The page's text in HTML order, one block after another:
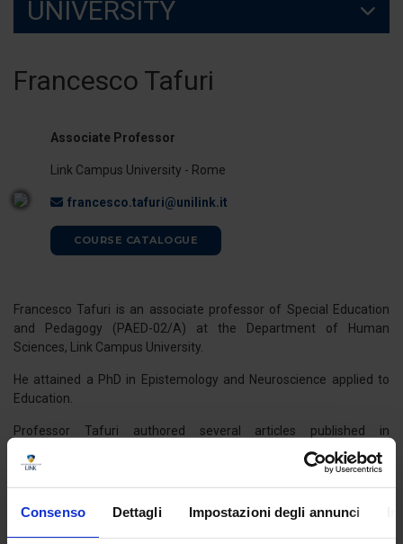
Consenso Dettagli Impostazioni degli annunci
UNIVERSITY
Francesco Tafuri
Associate Professor
Link Campus University - Rome
francesco.tafuri@unilink.it
COURSE CATALOGUE
Francesco Tafuri is an associate professor of Special Education
and Pedagogy (PAED-02/A) at the Department of Human
Sciences, Link Campus University.
He attained a PhD in Epistemology and Neuroscience applied to
Education.
Professor Tafuri authored several articles published in
international journals and participated in numerous international
scientific conferences.
Curriculum Vitae